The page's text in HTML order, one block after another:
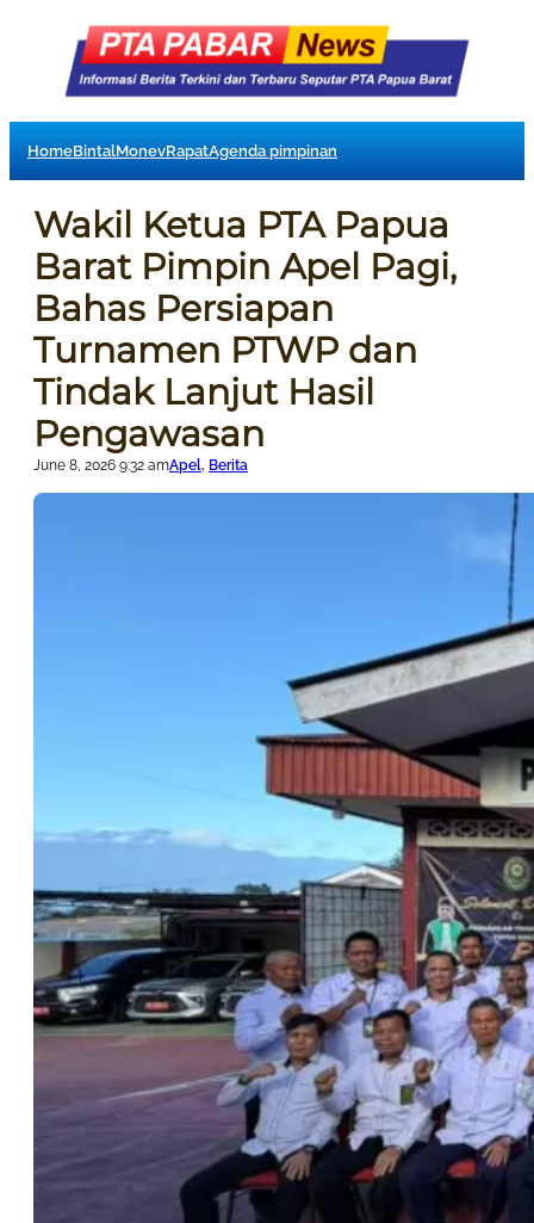
HomeBintalMonevRapatAgenda pimpinan
Wakil Ketua PTA Papua
Barat Pimpin Apel Pagi,
Bahas Persiapan
Turnamen PTWP dan
Tindak Lanjut Hasil
Pengawasan
June 8, 2026 9:32 amApel, Berita